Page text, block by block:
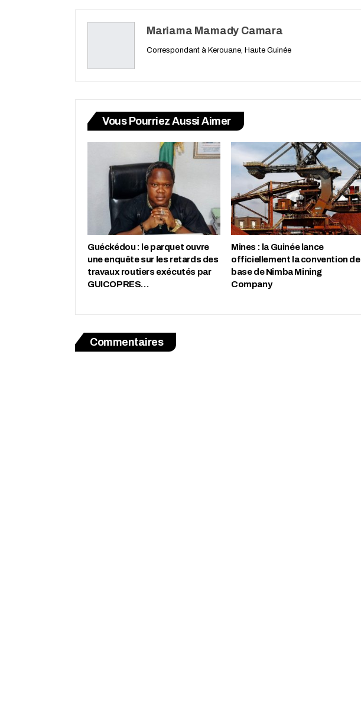
Mariama Mamady Camara
Correspondant à Kerouane, Haute Guinée
Vous Pourriez Aussi Aimer
Guéckédou : le parquet ouvre
une enquête sur les retards des
travaux routiers exécutés par
GUICOPRES…
Mines : la Guinée lance
officiellement la convention de
base de Nimba Mining
Company
Commentaires